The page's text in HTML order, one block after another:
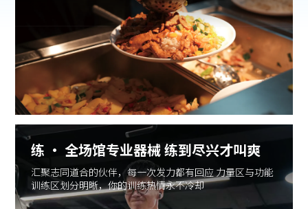
练 · 全场馆专业器械 练到尽兴才叫爽
汇聚志同道合的伙伴，每一次发力都有回应 力量区与功能
训练区划分明晰，你的训练热情永不冷却